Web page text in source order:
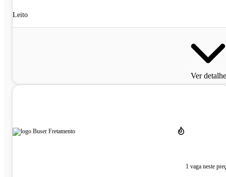
Leito
Ver
1 vaga neste